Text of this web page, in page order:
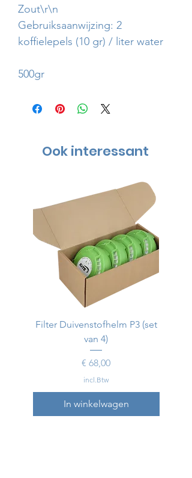
Zout\r\n
Gebruiksaanwijzing: 2
koffielepels (10 gr) / liter water
500gr
Ook interessant
Filter Duivenstofhelm P3 (set
van 4)
Prijs
€ 68,00
incl.Btw
In winkelwagen